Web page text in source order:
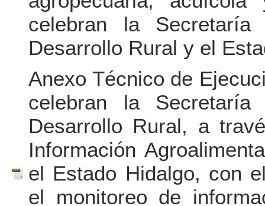
celebran la
Desarrollo Rural y el
Anexo Técnico de
celebran la
Desarrollo Rural, a
Información
el Estado Hidalgo, con
el monitoreo de